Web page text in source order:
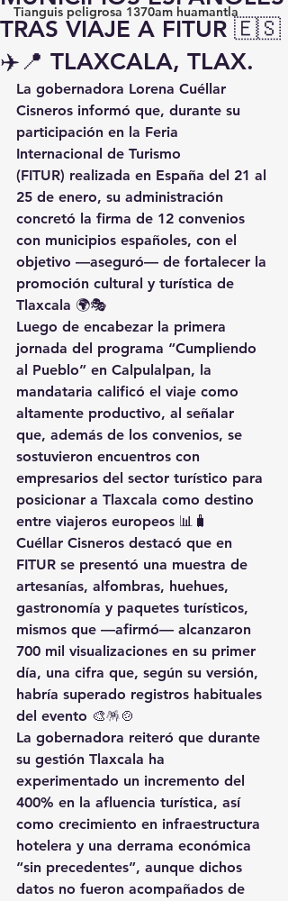
Tianguis peligrosa 1370am huamantla
TRAS VIAJE A FITUR 🇪🇸
✈️📍 TLAXCALA, TLAX.
La gobernadora Lorena Cuéllar
Cisneros informó que, durante su
participación en la Feria
Internacional de Turismo
(FITUR) realizada en España del 21 al
25 de enero, su administración
concretó la firma de 12 convenios
con municipios españoles, con el
objetivo —aseguró— de fortalecer la
promoción cultural y turística de
Tlaxcala 🌍🎭
Luego de encabezar la primera
jornada del programa “Cumpliendo
al Pueblo” en Calpulalpan, la
mandataria calificó el viaje como
altamente productivo, al señalar
que, además de los convenios, se
sostuvieron encuentros con
empresarios del sector turístico para
posicionar a Tlaxcala como destino
entre viajeros europeos 📊🧳
Cuéllar Cisneros destacó que en
FITUR se presentó una muestra de
artesanías, alfombras, huehues,
gastronomía y paquetes turísticos,
mismos que —afirmó— alcanzaron
700 mil visualizaciones en su primer
día, una cifra que, según su versión,
habría superado registros habituales
del evento 🎨🪅🍲
La gobernadora reiteró que durante
su gestión Tlaxcala ha
experimentado un incremento del
400% en la afluencia turística, así
como crecimiento en infraestructura
hotelera y una derrama económica
“sin precedentes”, aunque dichos
datos no fueron acompañados de